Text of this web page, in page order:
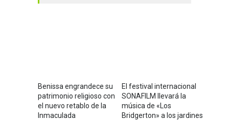
Benissa engrandece su
patrimonio religioso con
el nuevo retablo de la
Inmaculada
El festival internacional
SONAFILM llevará la
música de «Los
Bridgerton» a los jardines